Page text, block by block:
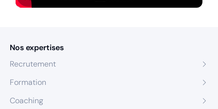
Nos expertises
Recrutement
Formation
Coaching